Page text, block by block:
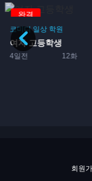
완결
코미디 일상 학원
여자 고등학생
4일전 12화
회원